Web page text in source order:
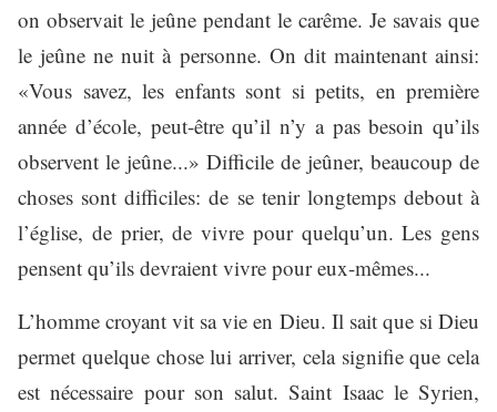
on observait le jeûne pendant le carême. Je savais que
le jeûne ne nuit à personne. On dit maintenant ainsi:
«Vous savez, les enfants sont si petits, en première
année d’école, peut-être qu’il n’y a pas besoin qu’ils
observent le jeûne...» Difficile de jeûner, beaucoup de
choses sont difficiles: de se tenir longtemps debout à
l’église, de prier, de vivre pour quelqu’un. Les gens
pensent qu’ils devraient vivre pour eux-mêmes...
L’homme croyant vit sa vie en Dieu. Il sait que si Dieu
permet quelque chose lui arriver, cela signifie que cela
est nécessaire pour son salut. Saint Isaac le Syrien,